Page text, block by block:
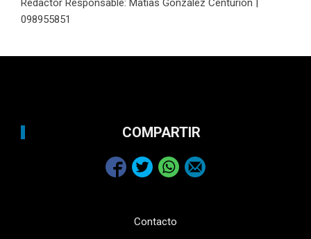
Redactor Responsable: Matías González Centurión |
098955851
COMPARTIR
Contacto